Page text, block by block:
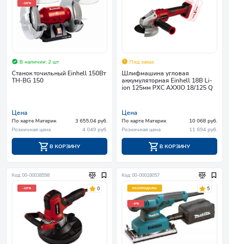
-10%
В наличии: 2 шт
Станок точильный Einhell 150Вт
TH-BG 150
Цена
По карте Материк
3 655.04 руб.
Розничная цена
4 049 руб.
В КОРЗИНУ
Под заказ
Шлифмашина угловая
аккумуляторная Einhell 18В Li-
ion 125мм PXC AXXIO 18/125 Q
Цена
По карте Материк
10 068 руб.
Розничная цена
11 694 руб.
В КОРЗИНУ
Код: 00-00038598
-15% 0
Код: 00-00018057
РАСПРОДАЖА
-3%
5